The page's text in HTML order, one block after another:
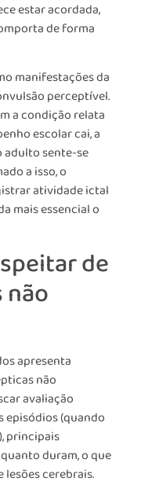
estar acordada,
de forma
manifestações da
perceptível.
a condição relata
escolar cai, a
adulto sente-se
a isso, o
atividade ictal
mais essencial o
de
apresenta
não
avaliação
episódios (quando
principais
duram, o que
cerebrais.